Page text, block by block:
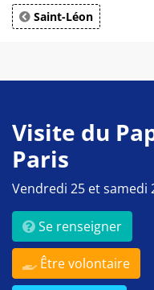
Saint-Léon
Visite du
Paris
Vendredi 25 et samedi
Se renseigner
Être volontaire